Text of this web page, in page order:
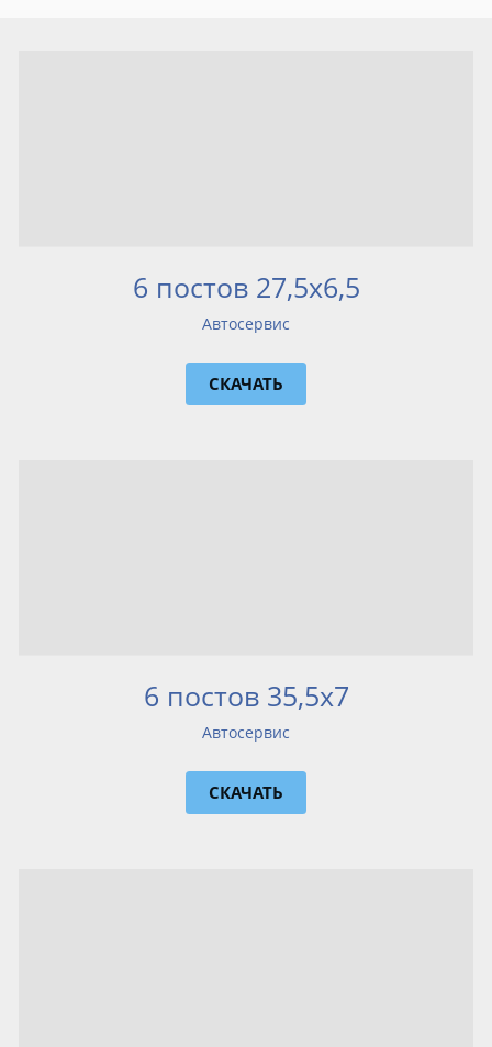
6 постов 27,5х6,5
Автосервис
СКАЧАТЬ
6 постов 35,5х7
Автосервис
СКАЧАТЬ